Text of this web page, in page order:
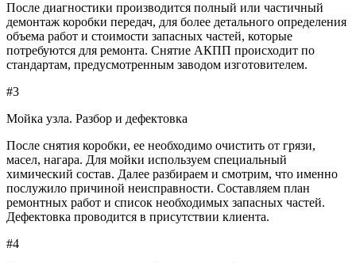
После диагностики производится полный или частичный
демонтаж коробки передач, для более детального определения
объема работ и стоимости запасных частей, которые
потребуются для ремонта. Снятие АКПП происходит по
стандартам, предусмотренным заводом изготовителем.
#3
Мойка узла. Разбор и дефектовка
После снятия коробки, ее необходимо очистить от грязи,
масел, нагара. Для мойки используем специальный
химический состав. Далее разбираем и смотрим, что именно
послужило причиной неисправности. Составляем план
ремонтных работ и список необходимых запасных частей.
Дефектовка проводится в присутствии клиента.
#4